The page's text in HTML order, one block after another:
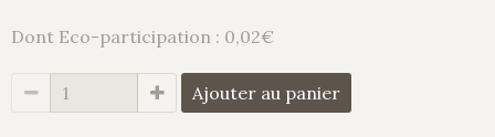
Dont Eco-participation : 0,02€
Ajouter au panier